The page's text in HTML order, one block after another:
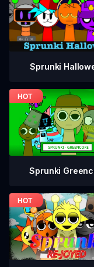
Sprunki
Sprunki